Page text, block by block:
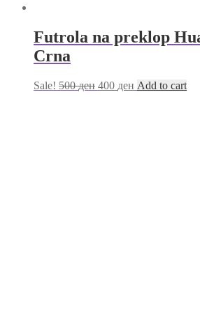
Futrola na preklop
Crna
Sale! 500ден 400 ден Add to cart